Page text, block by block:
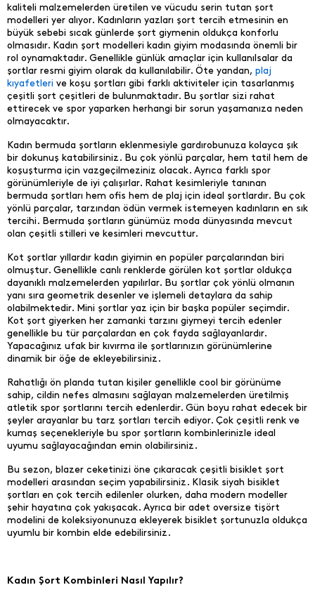
kaliteli malzemelerden üretilen ve vücudu serin tutan şort
modelleri yer alıyor. Kadınların yazları şort tercih etmesinin en
büyük sebebi sıcak günlerde şort giymenin oldukça konforlu
olmasıdır. Kadın şort modelleri kadın giyim modasında önemli bir
rol oynamaktadır. Genellikle günlük amaçlar için kullanılsalar da
şortlar resmi giyim olarak da kullanılabilir. Öte yandan, plaj
kıyafetleri ve koşu şortları gibi farklı aktiviteler için tasarlanmış
çeşitli şort çeşitleri de bulunmaktadır. Bu şortlar sizi rahat
ettirecek ve spor yaparken herhangi bir sorun yaşamanıza neden
olmayacaktır.
Kadın bermuda şortların eklenmesiyle gardırobunuza kolayca şık
bir dokunuş katabilirsiniz. Bu çok yönlü parçalar, hem tatil hem de
koşuşturma için vazgeçilmeziniz olacak. Ayrıca farklı spor
görünümleriyle de iyi çalışırlar. Rahat kesimleriyle tanınan
bermuda şortları hem ofis hem de plaj için ideal şortlardır. Bu çok
yönlü parçalar, tarzından ödün vermek istemeyen kadınların en sık
tercihi. Bermuda şortların günümüz moda dünyasında mevcut
olan çeşitli stilleri ve kesimleri mevcuttur.
Kot şortlar yıllardır kadın giyimin en popüler parçalarından biri
olmuştur. Genellikle canlı renklerde görülen kot şortlar oldukça
dayanıklı malzemelerden yapılırlar. Bu şortlar çok yönlü olmanın
yanı sıra geometrik desenler ve işlemeli detaylara da sahip
olabilmektedir. Mini şortlar yaz için bir başka popüler seçimdir.
Kot şort giyerken her zamanki tarzını giymeyi tercih edenler
genellikle bu tür parçalardan en çok fayda sağlayanlardır.
Yapacağınız ufak bir kıvırma ile şortlarınızın görünümlerine
dinamik bir öğe de ekleyebilirsiniz.
Rahatlığı ön planda tutan kişiler genellikle cool bir görünüme
sahip, cildin nefes almasını sağlayan malzemelerden üretilmiş
atletik spor şortlarını tercih edenlerdir. Gün boyu rahat edecek bir
şeyler arayanlar bu tarz şortları tercih ediyor. Çok çeşitli renk ve
kumaş seçenekleriyle bu spor şortların kombinlerinizle ideal
uyumu sağlayacağından emin olabilirsiniz.
Bu sezon, blazer ceketinizi öne çıkaracak çeşitli bisiklet şort
modelleri arasından seçim yapabilirsiniz. Klasik siyah bisiklet
şortları en çok tercih edilenler olurken, daha modern modeller
şehir hayatına çok yakışacak. Ayrıca bir adet oversize tişört
modelini de koleksiyonunuza ekleyerek bisiklet şortunuzla oldukça
uyumlu bir kombin elde edebilirsiniz.
Kadın Şort Kombinleri Nasıl Yapılır?